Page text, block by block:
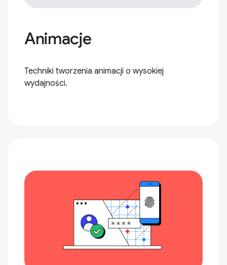
Animacje
Techniki tworzenia animacji o wysokiej
wydajności.